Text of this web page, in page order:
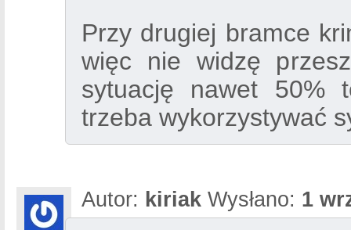
Przy drugiej bramce
więc nie widzę
sytuację nawet 50%
trzeba wykorzystywać
Autor: kiriak Wysłano: 1